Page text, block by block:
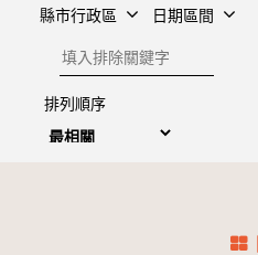
縣市行政區 日期區間
排除關鍵字
排列順序